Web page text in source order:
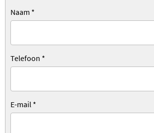
Naam *
Telefoon *
E-mail *